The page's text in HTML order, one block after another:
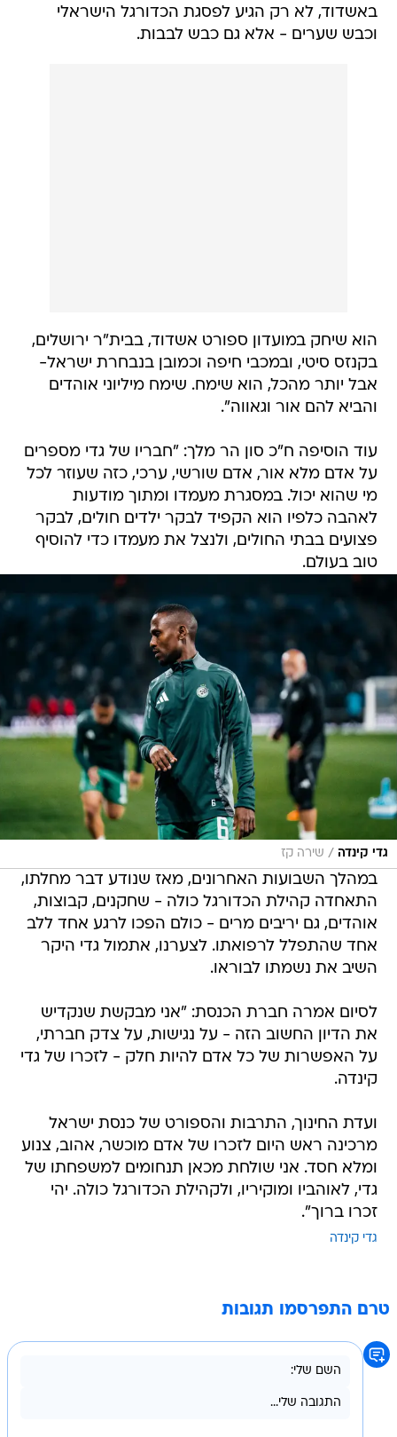
באשדוד, לא רק הגיע לפסגת הכדורגל הישראלי
וכבש שערים - אלא גם כבש לבבות.
הוא שיחק במועדון ספורט אשדוד, בבית"ר ירושלים,
בקנזס סיטי, ובמכבי חיפה וכמובן בנבחרת ישראל-
אבל יותר מהכל, הוא שימח. שימח מיליוני אוהדים
והביא להם אור וגאווה".
עוד הוסיפה ח"כ סון הר מלך: "חבריו של גדי מספרים
על אדם מלא אור, אדם שורשי, ערכי, כזה שעוזר לכל
מי שהוא יכול. במסגרת מעמדו ומתוך מודעות
לאהבה כלפיו הוא הקפיד לבקר ילדים חולים, לבקר
פצועים בבתי החולים, ולנצל את מעמדו כדי להוסיף
טוב בעולם.
גדי קינדה / שירה קז
במהלך השבועות האחרונים, מאז שנודע דבר מחלתו,
התאחדה קהילת הכדורגל כולה - שחקנים, קבוצות,
אוהדים, גם יריבים מרים - כולם הפכו לרגע אחד ללב
אחד שהתפלל לרפואתו. לצערנו, אתמול גדי היקר
השיב את נשמתו לבוראו.
לסיום אמרה חברת הכנסת: "אני מבקשת שנקדיש
את הדיון החשוב הזה - על נגישות, על צדק חברתי,
על האפשרות של כל אדם להיות חלק - לזכרו של גדי
קינדה.
ועדת החינוך, התרבות והספורט של כנסת ישראל
מרכינה ראש היום לזכרו של אדם מוכשר, אהוב, צנוע
ומלא חסד. אני שולחת מכאן תנחומים למשפחתו של
גדי, לאוהביו ומוקיריו, ולקהילת הכדורגל כולה. יהי
זכרו ברוך".
גדי קינדה
טרם התפרסמו תגובות